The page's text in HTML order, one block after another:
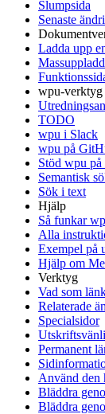
Slumpsida
Senaste
Ladda upp
wpu-verktyg
TODO
wpu i Slack
wpu på
Stöd wpu på
Semantisk
Sök i text
Hjälp
Så funkar
Alla
Exempel på
Hjälp om
Verktyg
Vad som
Relaterade
Specialsidor
Permanent
Använd den
Bläddra
Bläddra